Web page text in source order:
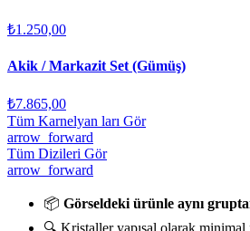
₺1.250,00
Akik / Markazit Set (Gümüş)
₺7.865,00
Tüm Karnelyan ları Gör
arrow_forward
Tüm Dizileri Gör
arrow_forward
📦 Görseldeki ürünle aynı